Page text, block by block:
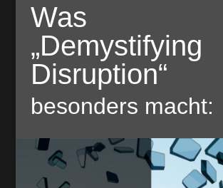
Was
„Demystifying
Disruption“
besonders macht: